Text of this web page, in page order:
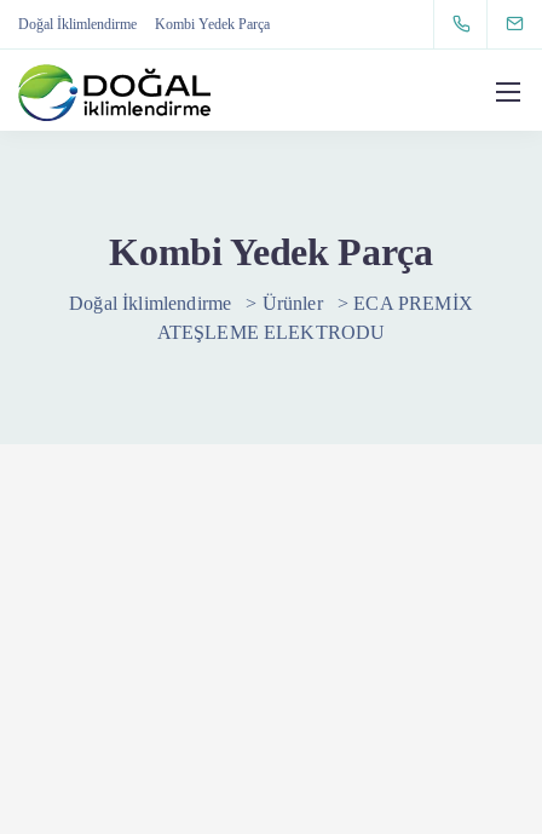
Doğal İklimlendirme Kombi Yedek Parça
Kombi Yedek Parça
Doğal İklimlendirme > Ürünler >ECA PREMİX
ATEŞLEME ELEKTRODU